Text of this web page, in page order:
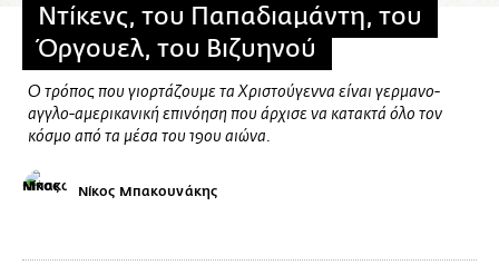
Ντίκενς, του Παπαδιαμάντη, του
Όργουελ, του Βιζυηνού
Ο τρόπος που γιορτάζουμε τα Χριστούγεννα είναι γερμανο-
αγγλο-αμερικανική επινόηση που άρχισε να κατακτά όλο τον
κόσμο από τα μέσα του 19ου αιώνα.
Νίκος Μπακουνάκης